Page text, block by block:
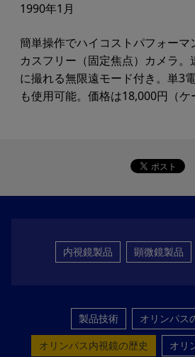
1990年1月
簡単操作でハイコストパフォーマ
カスフリー（固定焦点）カメラ
に撮れる無限遠モード付き。単3
も使用可能。価格は18,000円（ケ
内視鏡製品 顕微鏡製品
製品技術
オリンパス
オリンパス内視鏡の歴史
オリ